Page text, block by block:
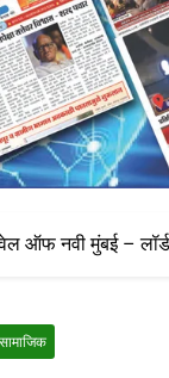
ऑफ नवी मुंबई – लॉर्ड
सामाजिक